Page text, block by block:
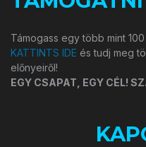
Támogass egy több mint
KATTINTS IDE és tudj meg
előnyeiről!
EGY CSAPAT, EGY CÉL!